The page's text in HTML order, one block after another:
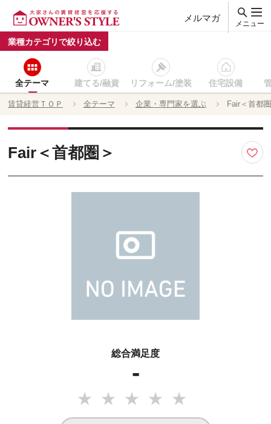
メルマガ
メニュー
業種カテゴリで絞り込む
全テーマ 建てる/融資 リフォーム/塗装 住宅設備
賃貸経営ＴＯＰ 全テーマ 企業・専門家を選ぶ Fair＜首都
Fair＜首都圏＞
総合満足度
-